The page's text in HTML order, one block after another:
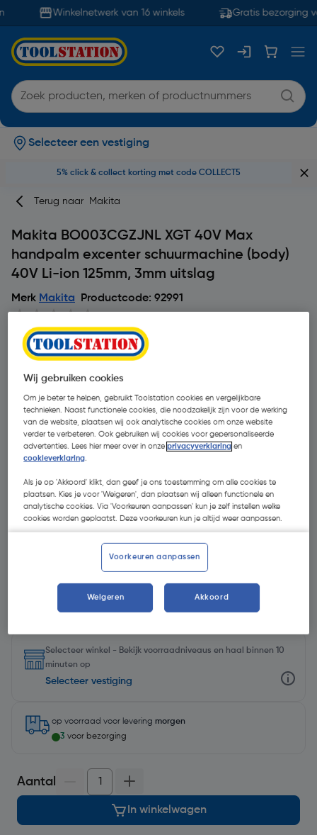
Winkelnetwerk van 16 winkels Gratis bezorging
Selecteer een vestiging
5% click & collect korting met code COLLECT5
Terug naar Makita
Makita BO003CGZJNL XGT 40V Max
handpalm excenter schuurmachine (body)
40V Li-ion 125mm, 3mm uitslag
Merk Makita Productcode: 92991
€ 293,61
Selecteer winkel - Bekijk voorraadniveaus en haal binnen 10
minuten op
Selecteer vestiging
op voorraad voor levering morgen
3 voor bezorging
Aantal
In winkelwagen
Wij gebruiken cookies
Om je beter te helpen, gebruikt Toolstation cookies en vergelijkbare
technieken. Naast functionele cookies, die noodzakelijk zijn voor de werking
van de website, plaatsen wij ook analytische cookies om onze website
verder te verbeteren. Ook gebruiken wij cookies voor gepersonaliseerde
advertenties. Lees hier meer over in onzeprivacyverklaring en
cookieverklaring.
Als je op 'Akkoord' klikt, dan geef je ons toestemming om alle cookies te
plaatsen. Kies je voor 'Weigeren', dan plaatsen wij alleen functionele en
analytische cookies. Via 'Voorkeuren aanpassen' kun je zelf instellen welke
cookies worden geplaatst. Deze voorkeuren kun je altijd weer aanpassen.
Voorkeuren aanpassen
Weigeren Akkoord